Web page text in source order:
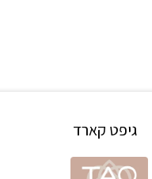
גיפט קארד